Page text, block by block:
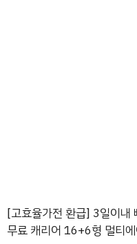
[고효율가전 환급] 3일이내
무료 캐리어 16+6형 멀티